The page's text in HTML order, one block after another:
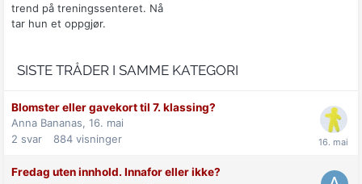
trend på treningssenteret. Nå
tar hun et oppgjør.
SISTE TRÅDER I SAMME KATEGORI
Blomster eller gavekort til 7. klassing?
Anna Bananas, 16. mai
2 svar 884 visninger
Fredag uten innhold. Innafor eller ikke?